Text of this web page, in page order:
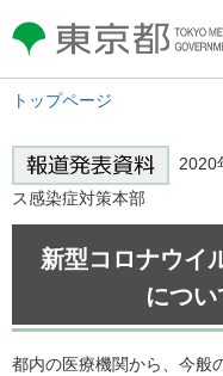
東京都 TOKYO
GOVERNMENT
トップページ
2020
ス感染症対策本部
新型コロナウイ
につい
都内の医療機関から、今般